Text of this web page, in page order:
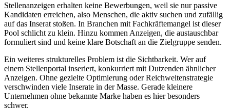
Stellenanzeigen erhalten keine Bewerbungen, weil sie nur passive
Kandidaten erreichen, also Menschen, die aktiv suchen und zufällig
auf das Inserat stoßen. In Branchen mit Fachkräftemangel ist dieser
Pool schlicht zu klein. Hinzu kommen Anzeigen, die austauschbar
formuliert sind und keine klare Botschaft an die Zielgruppe senden.
Ein weiteres strukturelles Problem ist die Sichtbarkeit. Wer auf
einem Stellenportal inseriert, konkurriert mit Dutzenden ähnlicher
Anzeigen. Ohne gezielte Optimierung oder Reichweitenstrategie
verschwinden viele Inserate in der Masse. Gerade kleinere
Unternehmen ohne bekannte Marke haben es hier besonders
schwer.